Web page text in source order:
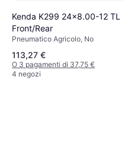
Kenda K299 24x8.00-12 TL
Front/Rear
Pneumatico Agricolo, No
113,27 €
O 3 pagamenti di 37,75 €
4 negozi